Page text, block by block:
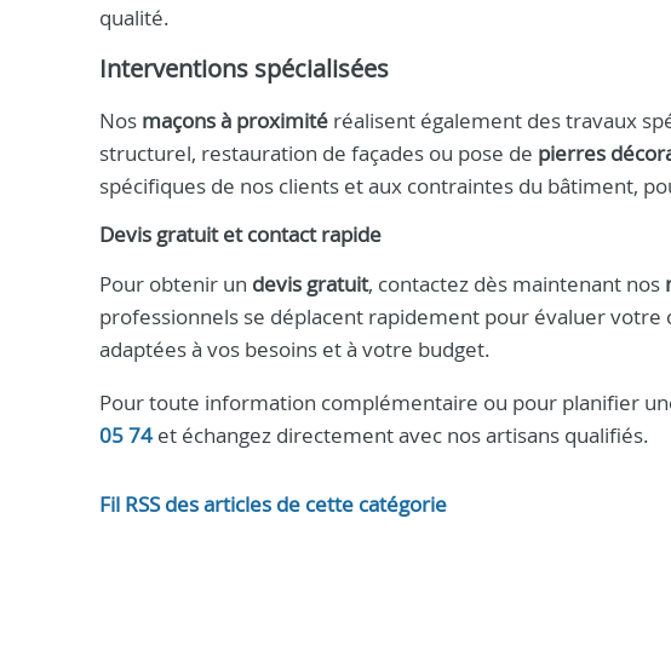
qualité.
Interventions spécialisées
Nos maçons à proximité réalisent également des travaux
structurel, restauration de façades ou pose de pierres
spécifiques de nos clients et aux contraintes du bâtiment,
Devis gratuit et contact rapide
Pour obtenir un devis gratuit, contactez dès maintenant nos
professionnels se déplacent rapidement pour évaluer
adaptées à vos besoins et à votre budget.
Pour toute information complémentaire ou pour planifier
05 74 et échangez directement avec nos artisans qualifiés.
Fil RSS des articles de cette catégorie